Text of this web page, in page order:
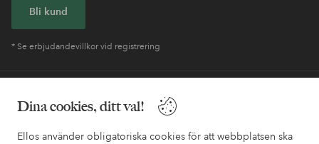
Dina cookies, ditt val!
Ellos använder obligatoriska cookies för att webbplatsen ska
Bli kund
* Se erbjudandevillkor vid registrering
också information om hur du enklast kontaktar oss.